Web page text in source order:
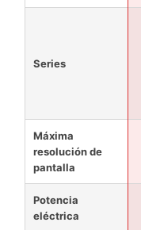
Series
Máxima
resolución de
pantalla
Potencia
eléctrica